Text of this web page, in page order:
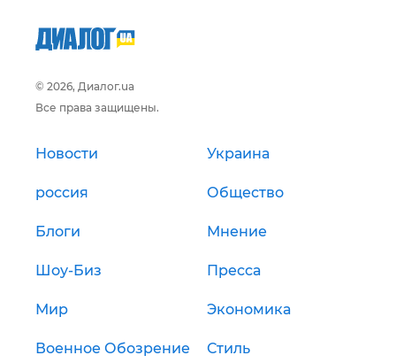
© 2026, Диалог.ua
Все права защищены.
Новости Украина
россия Общество
Блоги Мнение
Шоу-Биз Пресса
Мир Экономика
Военное Обозрение Стиль